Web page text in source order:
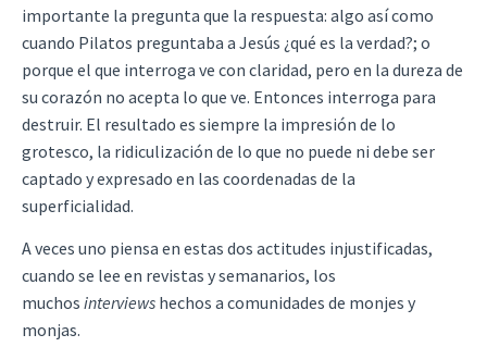
importante la pregunta que la respuesta: algo así como
cuando Pilatos preguntaba a Jesús ¿qué es la verdad?; o
porque el que interroga ve con claridad, pero en la dureza de
su corazón no acepta lo que ve. Entonces interroga para
destruir. El resultado es siempre la impresión de lo
grotesco, la ridiculización de lo que no puede ni debe ser
captado y expresado en las coordenadas de la
superficialidad.
A veces uno piensa en estas dos actitudes injustificadas,
cuando se lee en revistas y semanarios, los
muchos interviews hechos a comunidades de monjes y
monjas.